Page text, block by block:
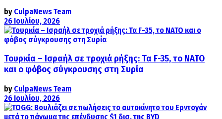
by CulpaNews Team
26 Ιουλίου, 2026
Τουρκία – Ισραήλ σε τροχιά ρήξης: Τα F-35, το ΝΑΤΟ
και ο φόβος σύγκρουσης στη Συρία
by CulpaNews Team
26 Ιουλίου, 2026